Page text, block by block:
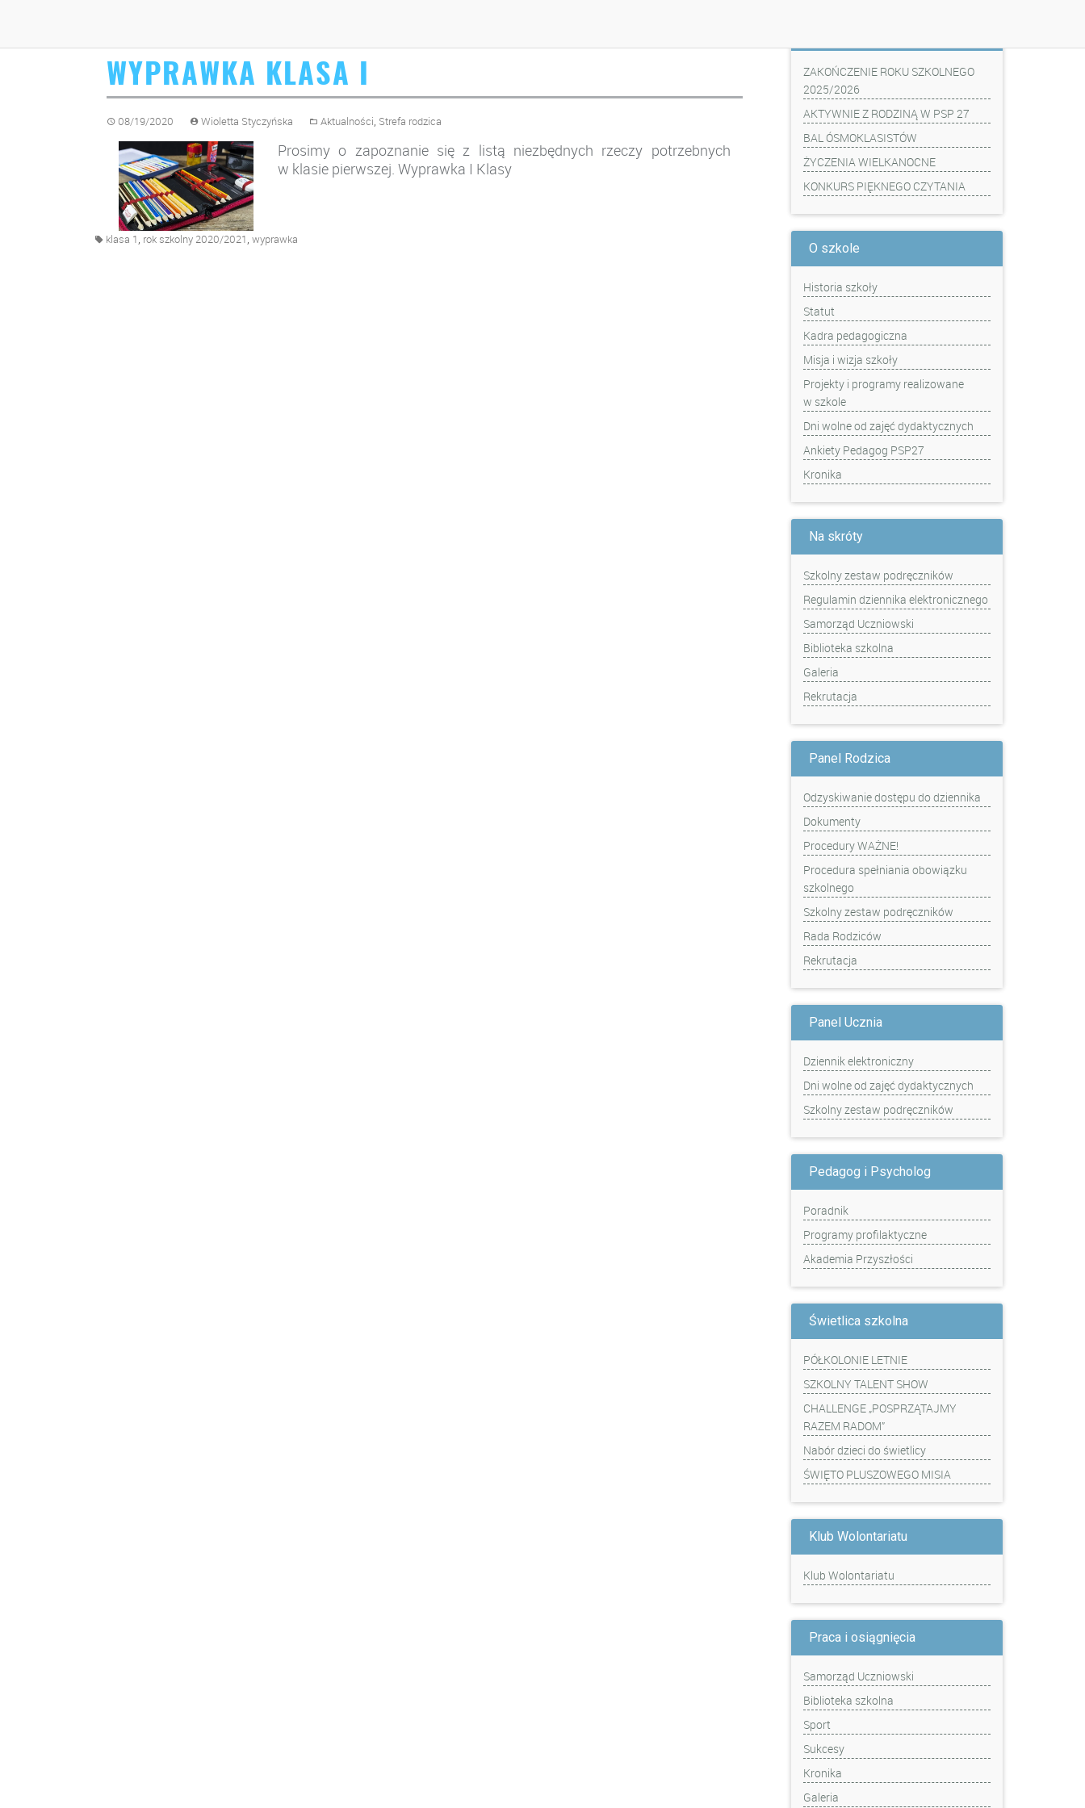
WYPRAWKA KLASA I
08/19/2020 Wioletta Styczyńska Aktualności, Strefa rodzica
Prosimy o zapoznanie się z listą niezbędnych rzeczy potrzebnych
w klasie pierwszej. Wyprawka I Klasy
klasa 1, rok szkolny 2020/2021, wyprawka
ZAKOŃCZENIE ROKU SZKOLNEGO
2025/2026
AKTYWNIE Z RODZINĄ W PSP 27
BAL ÓSMOKLASISTÓW
ŻYCZENIA WIELKANOCNE
KONKURS PIĘKNEGO CZYTANIA
O szkole
Historia szkoły
Statut
Kadra pedagogiczna
Misja i wizja szkoły
Projekty i programy realizowane
w szkole
Dni wolne od zajęć dydaktycznych
Ankiety Pedagog PSP27
Kronika
Na skróty
Szkolny zestaw podręczników
Regulamin dziennika elektronicznego
Samorząd Uczniowski
Biblioteka szkolna
Galeria
Rekrutacja
Panel Rodzica
Odzyskiwanie dostępu do dziennika
Dokumenty
Procedury WAŻNE!
Procedura spełniania obowiązku
szkolnego
Szkolny zestaw podręczników
Rada Rodziców
Rekrutacja
Panel Ucznia
Dziennik elektroniczny
Dni wolne od zajęć dydaktycznych
Szkolny zestaw podręczników
Pedagog i Psycholog
Poradnik
Programy profilaktyczne
Akademia Przyszłości
Świetlica szkolna
PÓŁKOLONIE LETNIE
SZKOLNY TALENT SHOW
CHALLENGE „POSPRZĄTAJMY
RAZEM RADOM”
Nabór dzieci do świetlicy
ŚWIĘTO PLUSZOWEGO MISIA
Klub Wolontariatu
Klub Wolontariatu
Praca i osiągnięcia
Samorząd Uczniowski
Biblioteka szkolna
Sport
Sukcesy
Kronika
Galeria